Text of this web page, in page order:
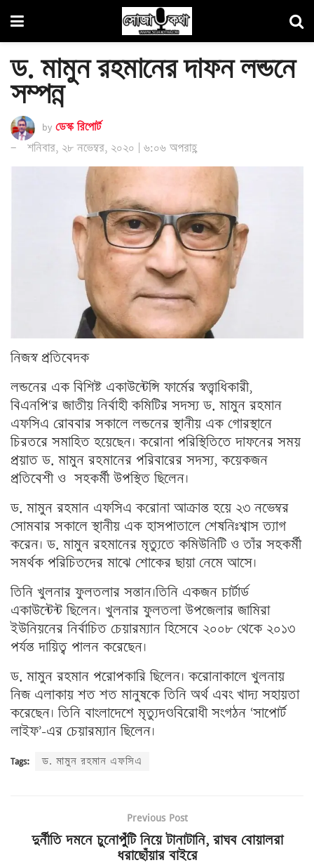
ড. মামুন রহমানের দাফন লন্ডনে
সম্পন্ন
by ডেস্ক রিপোর্ট
শনিবার, ২৮ নভেম্বর, ২০২০ | ৬:০৬ অপরাহ্ণ
নিজস্ব প্রতিবেদক
লন্ডনের এক বিশিষ্ট একাউন্টেন্সি ফার্মের স্বত্ত্বাধিকারী,
বিএনপি‘র জাতীয় নির্বাহী কমিটির সদস্য ড. মামুন রহমান
এফসিএ রোববার সকালে লন্ডনের স্থানীয় এক গোরস্থানে
চিরতরে সমাহিত হয়েছেন। করোনা পরিস্থিতিতে দাফনের সময়
প্রয়াত ড. মামুন রহমানের পরিবারের সদস্য, কয়েকজন
প্রতিবেশী ও সহকর্মী উপস্থিত ছিলেন।
ড. মামুন রহমান এফসিএ করোনা আক্রান্ত হয়ে ২৩ নভেম্বর
সোমবার সকালে স্থানীয় এক হাসপাতালে শেষনিঃশ্বাস ত্যাগ
করেন। ড. মামুন রহমানের মৃত্যুতে কমিউনিটি ও তাঁর সহকর্মী
সমর্থক পরিচিতদের মাঝে শোকের ছায়া নেমে আসে।
তিনি খুলনার ফুলতলার সন্তান।তিনি একজন চার্টার্ড
একাউন্টেন্ট ছিলেন। খুলনার ফুলতলা উপজেলার জামিরা
ইউনিয়নের নির্বাচিত চেয়ারম্যান হিসেবে ২০০৮ থেকে ২০১৩
পর্যন্ত দায়িত্ব পালন করেছেন।
ড. মামুন রহমান পরোপকারি ছিলেন। করোনাকালে খুলনায়
নিজ এলাকায় শত শত মানুষকে তিনি অর্থ এবং খাদ্য সহায়তা
করেছেন। তিনি বাংলাদেশে মৃত্যুদণ্ডবিরোধী সংগঠন ‘সাপোর্ট
লাইফ’-এর চেয়ারম্যান ছিলেন।
Tags: ড. মামুন রহমান এফসিএ
Previous Post
দুর্নীতি দমনে চুনোপুঁটি নিয়ে টানাটানি, রাঘব বোয়ালরা
ধরাছোঁয়ার বাইরে